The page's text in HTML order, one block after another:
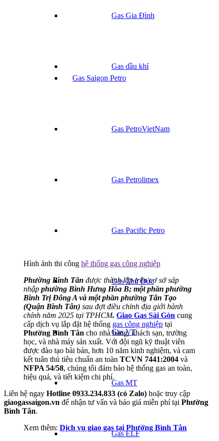
Gas Gia Đình
Gas dầu khí
Gas Saigon Petro
Gas PetroVietNam
Gas Petrolimex
Gas Pacific Petro
Gas Thủ Đức
Gas VT
Gas MT
Gas ELF
Hình ảnh thi công hệ thống gas công nghiệp
Phường Bình Tân được thành lập trên cơ sở sáp
nhập phường Bình Hưng Hòa B; một phần phường
Bình Trị Đông A và một phần phường Tân Tạo
(Quận Bình Tân) sau đợt điều chỉnh địa giới hành
chính năm 2025 tại TPHCM. Giao Gas Sài Gòn cung
cấp dịch vụ lắp đặt hệ thống gas công nghiệp tại
Phường Bình Tân cho nhà hàng, khách sạn, trường
học, và nhà máy sản xuất. Với đội ngũ kỹ thuật viên
được đào tạo bài bản, hơn 10 năm kinh nghiệm, và cam
kết tuân thủ tiêu chuẩn an toàn TCVN 7441:2004 và
NFPA 54/58, chúng tôi đảm bảo hệ thống gas an toàn,
hiệu quả, và tiết kiệm chi phí.
Liên hệ ngay Hotline 0933.234.833 (có Zalo) hoặc truy cập
giaogassaigon.vn để nhận tư vấn và báo giá miễn phí tại Phường
Bình Tân.
Xem thêm: Dịch vụ giao gas tại Phường Bình Tân